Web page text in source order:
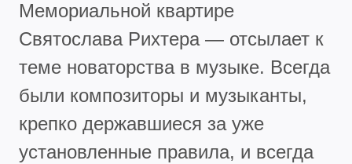
Мемориальной квартире
Святослава Рихтера — отсылает к
теме новаторства в музыке. Всегда
были композиторы и музыканты,
крепко державшиеся за уже
установленные правила, и всегда